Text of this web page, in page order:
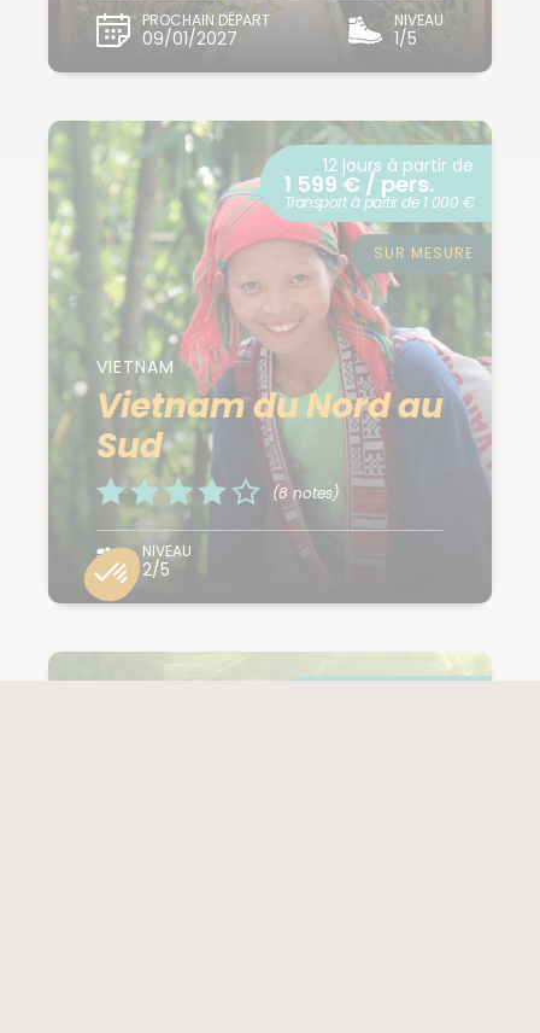
PROCHAIN DÉPART
09/01/2027
NIVEAU
1/5
VIETNAM
Vietnam du Nord au
Sud
(8 notes)
NIVEAU
2/5
12 jours à partir de
1 599 € / pers.
Transport à partir de 1 000 €
SUR MESURE